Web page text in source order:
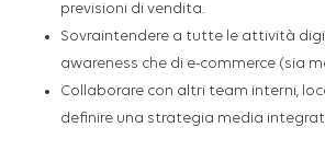
previsioni di vendita.
Sovraintendere a tutte le attività
awareness che di e-commerce (sia
Collaborare con altri team interni,
definire una strategia media